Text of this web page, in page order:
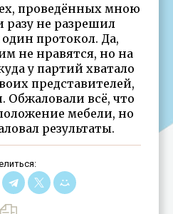
проведённых мною
разу не разрешил
протокол. Да,
не нравятся, но на
у партий хватало
представителей,
Обжаловали всё, что
мебели, но
результаты.